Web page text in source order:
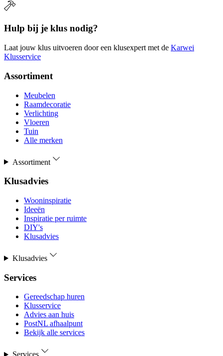
Hulp bij je klus nodig?
Laat jouw klus uitvoeren door een klusexpert met de Karwei
Klusservice
Assortiment
Meubelen
Raamdecoratie
Verlichting
Vloeren
Tuin
Alle merken
Assortiment
Klusadvies
Wooninspiratie
Ideeën
Inspiratie per ruimte
DIY's
Klusadvies
Klusadvies
Services
Gereedschap huren
Klusservice
Advies aan huis
PostNL afhaalpunt
Bekijk alle services